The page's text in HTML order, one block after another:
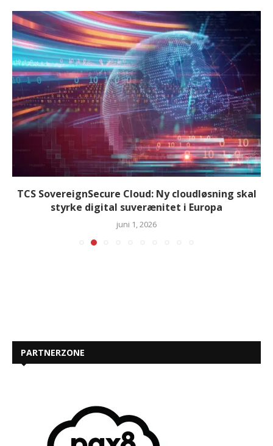
TCS SovereignSecure Cloud: Ny cloudløsning skal
styrke digital suverænitet i Europa
juni 1, 2026
PARTNERZONE